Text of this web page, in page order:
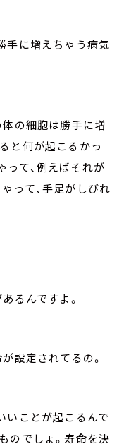
手に増えちゃう病気
体の細胞は勝手に増
と何が起こるかっ
って、例えばそれが
って、手足がしびれ
るんですよ。
設定されてるの。
いことが起こるんで
のでしょ。寿命を決